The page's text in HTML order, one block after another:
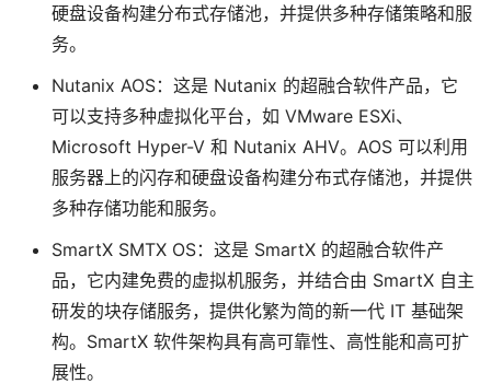
硬盘设备构建分布式存储池，并提供多种存储策略和服
务。
Nutanix AOS：这是 Nutanix 的超融合软件产品，它
可以支持多种虚拟化平台，如 VMware ESXi、
Microsoft Hyper-V 和 Nutanix AHV。AOS 可以利用
服务器上的闪存和硬盘设备构建分布式存储池，并提供
多种存储功能和服务。
SmartX SMTX OS：这是 SmartX 的超融合软件产
品，它内建免费的虚拟机服务，并结合由 SmartX 自主
研发的块存储服务，提供化繁为简的新一代 IT 基础架
构。SmartX 软件架构具有高可靠性、高性能和高可扩
展性。